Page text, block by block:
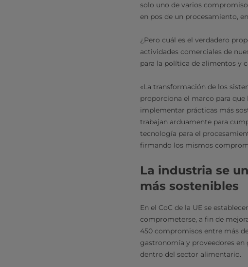
solo uno de varios
en pos de un procesamiento,
¿Pero cuál es el verdadero
actividades comerciales de
para la política de alimentos y
«La transformación de los
proporciona el marco para
implementar prácticas más
trabajan arduamente para
tecnología para el
firmando los mismos
La industria se
más sostenibles
En el CoC de la UE se
comprometerse, a fin de
450 compromisos entre más
gastronomía y proveedores en
dentro del sector alimentario.